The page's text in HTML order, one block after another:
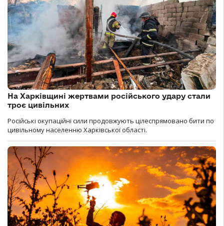
На Харківщині жертвами російського удару стали
троє цивільних
Російські окупаційні сили продовжують цілеспрямовано бити по
цивільному населенню Харківської області.